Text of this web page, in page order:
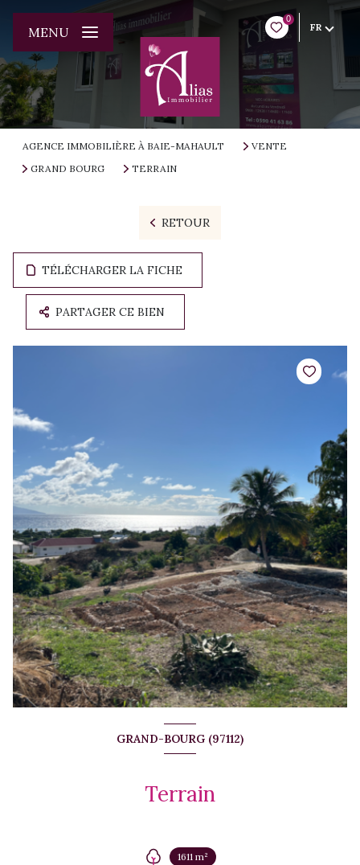
0
FR
MENU
AGENCE IMMOBILIÈRE À BAIE-MAHAULT
VENTE
GRAND BOURG
TERRAIN
RETOUR
TÉLÉCHARGER LA FICHE
PARTAGER CE BIEN
GRAND-BOURG (97112)
Terrain
1611 m²